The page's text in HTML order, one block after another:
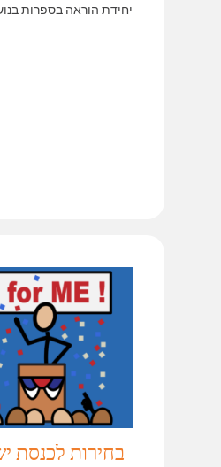
יחידת הוראה בספרות
בחירות לכנסת